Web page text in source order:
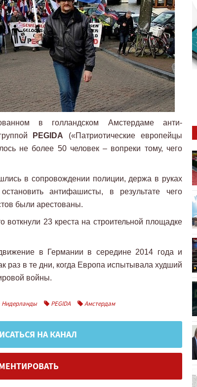
в голландском Амстердаме анти-
PEGIDA («Патриотические европейцы
не более 50 человек – вопреки тому, чего
в сопровождении полиции, держа в руках
антифашисты, в результате чего
были арестованы.
воткнули 23 креста на строительной площадке
в Германии в середине 2014 года и
раз в те дни, когда Европа испытывала худший
войны.
Нидерланды PEGIDA Амстердам
НА КАНАЛ